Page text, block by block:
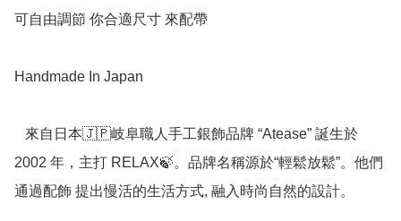
可自由調節 你合適尺寸 來配帶
Handmade In Japan
2002 年，主打 RELAX🍃。品牌名稱源於“輕鬆放鬆”。他們
通過配飾 提出慢活的生活方式, 融入時尚自然的設計。